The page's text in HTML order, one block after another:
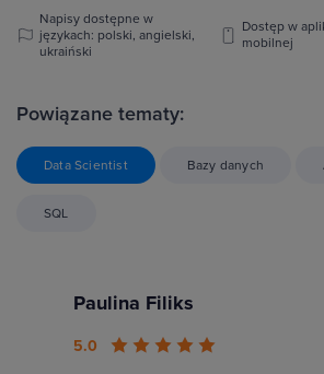
Napisy dostępne w
językach: polski, angielski,
ukraiński
Dostęp w
mobilnej
Powiązane tematy:
Data Scientist Bazy danych
SQL
Paulina Filiks
5.0